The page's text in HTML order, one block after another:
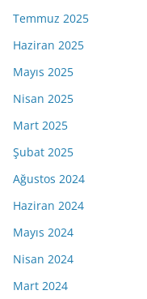
Temmuz 2025
Haziran 2025
Mayıs 2025
Nisan 2025
Mart 2025
Şubat 2025
Ağustos 2024
Haziran 2024
Mayıs 2024
Nisan 2024
Mart 2024